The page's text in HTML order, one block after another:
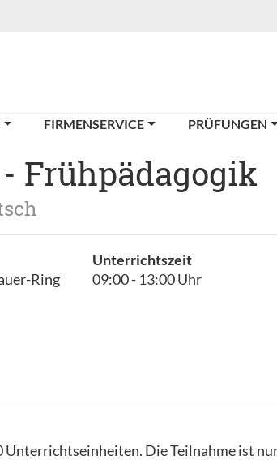
FIRMENSERVICE PRÜFUNGEN
- Frühpädagogik
Ring
Unterrichtszeit
09:00 - 13:00 Uhr
Unterrichtseinheiten. Die Teilnahme ist